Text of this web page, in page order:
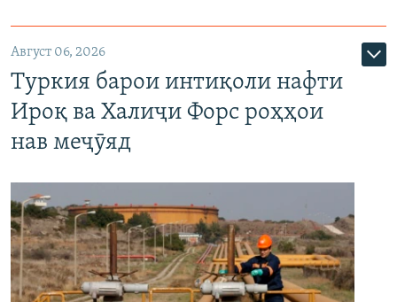
Август 06, 2026
Туркия барои интиқоли нафти
Ироқ ва Халиҷи Форс роҳҳои
нав меҷӯяд